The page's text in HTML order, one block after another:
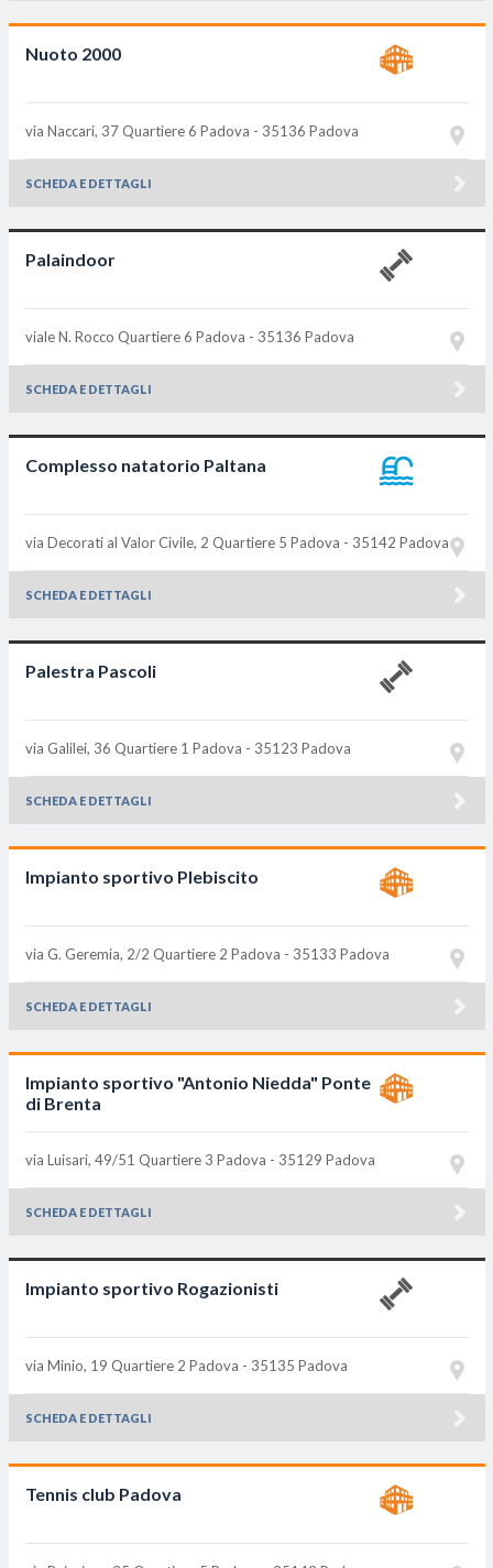
Nuoto 2000
via Naccari, 37 Quartiere 6 Padova - 35136 Padova
SCHEDA E DETTAGLI
Palaindoor
viale N. Rocco Quartiere 6 Padova - 35136 Padova
SCHEDA E DETTAGLI
Complesso natatorio Paltana
via Decorati al Valor Civile, 2 Quartiere 5 Padova - 35142 Padova
SCHEDA E DETTAGLI
Palestra Pascoli
via Galilei, 36 Quartiere 1 Padova - 35123 Padova
SCHEDA E DETTAGLI
Impianto sportivo Plebiscito
via G. Geremia, 2/2 Quartiere 2 Padova - 35133 Padova
SCHEDA E DETTAGLI
Impianto sportivo "Antonio Niedda" Ponte
di Brenta
via Luisari, 49/51 Quartiere 3 Padova - 35129 Padova
SCHEDA E DETTAGLI
Impianto sportivo Rogazionisti
via Minio, 19 Quartiere 2 Padova - 35135 Padova
SCHEDA E DETTAGLI
Tennis club Padova